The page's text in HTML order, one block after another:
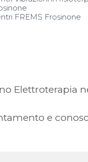
FREMS Frosinone
Elettroterapia
e